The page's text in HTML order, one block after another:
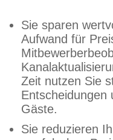
Sie sparen
Aufwand für
Zeit nutzen Sie
Entscheidungen
Gäste.
Sie reduzieren